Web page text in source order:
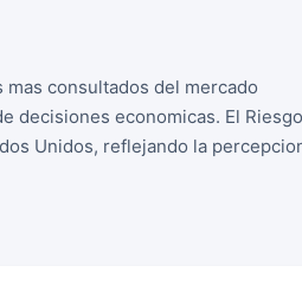
mas consultados del mercado
decisiones economicas. El Riesgo
Unidos, reflejando la